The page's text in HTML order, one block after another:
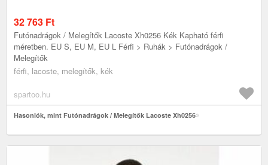
32 763 Ft
Futónadrágok / Melegítők Lacoste Xh0256 Kék Kapható férfi
méretben. EU S, EU M, EU L Férfi > Ruhák > Futónadrágok /
Melegítők
férfi, lacoste, melegítők, kék
spartoo.hu
Hasonlók, mint Futónadrágok / Melegítők Lacoste Xh0256